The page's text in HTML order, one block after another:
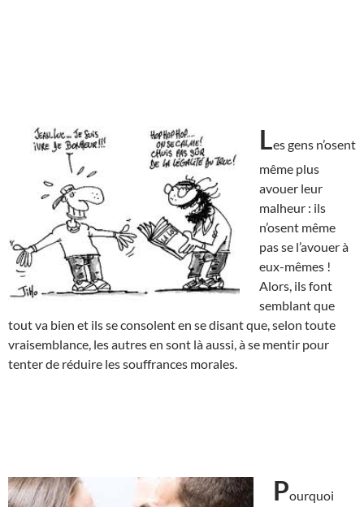
Les gens n’osent
même plus
avouer leur
malheur : ils
n’osent même
pas se l’avouer à
eux-mêmes !
Alors, ils font
semblant que
tout va bien et ils se consolent en se disant que, selon toute
vraisemblance, les autres en sont là aussi, à se mentir pour
tenter de réduire les souffrances morales.
Pourquoi